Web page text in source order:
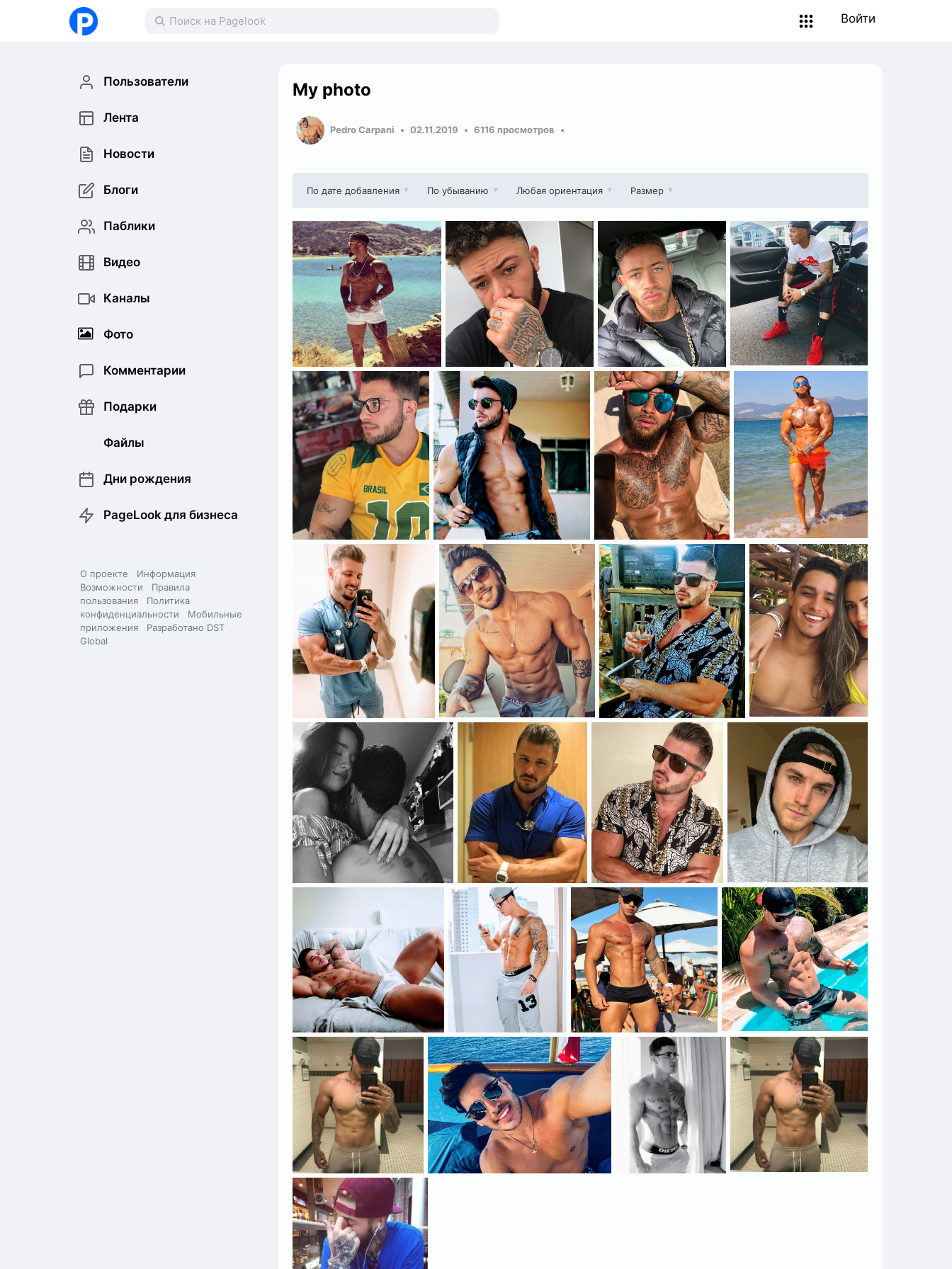
Войти
Пользователи
Лента
Новости
Блоги
Паблики
Видео
Каналы
Фото
Комментарии
Подарки
Файлы
Дни рождения
PageLook для бизнеса
О проекте
Информация
Возможности
Правила
пользования
Политика
конфиденциальности
Мобильные
приложения
Разработано DST
Global
My photo
Pedro Carpani 02.11.2019 6116 просмотров
По дате добавления По убыванию Любая ориентация Размер